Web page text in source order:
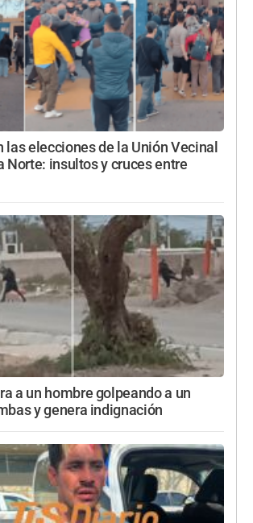
las elecciones de la Unión Vecinal
Norte: insultos y cruces entre
a un hombre golpeando a un
y genera indignación